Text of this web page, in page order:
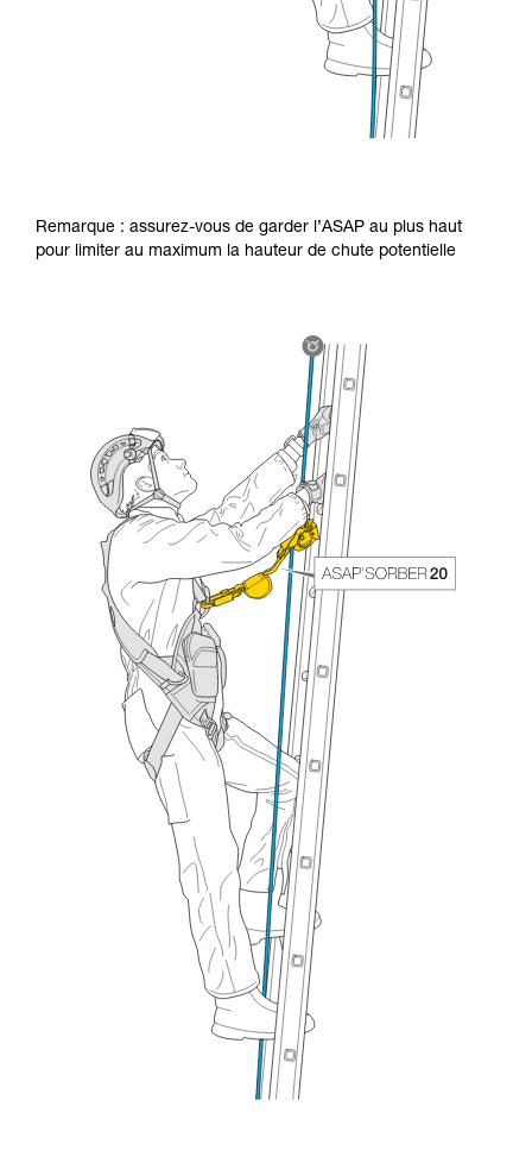
Remarque : assurez-vous de garder l’ASAP au plus haut
pour limiter au maximum la hauteur de chute potentielle